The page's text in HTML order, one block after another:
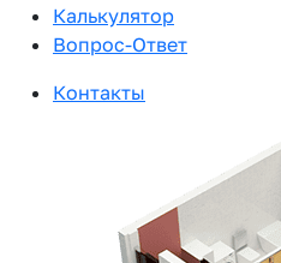
Калькулятор
Вопрос-Ответ
Контакты